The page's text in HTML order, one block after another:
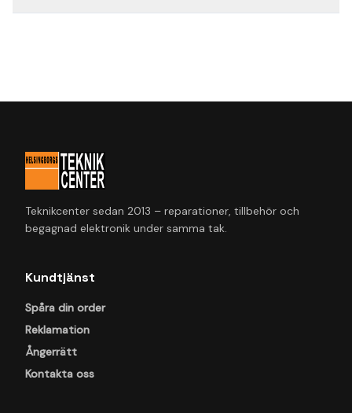
Teknikcenter sedan 2013 – reparationer, tillbehör och
begagnad elektronik under samma tak.
Kundtjänst
Spåra din order
Reklamation
Ångerrätt
Kontakta oss